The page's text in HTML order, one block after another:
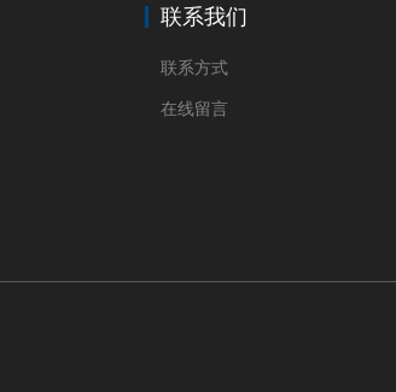
联系我们
联系方式
在线留言